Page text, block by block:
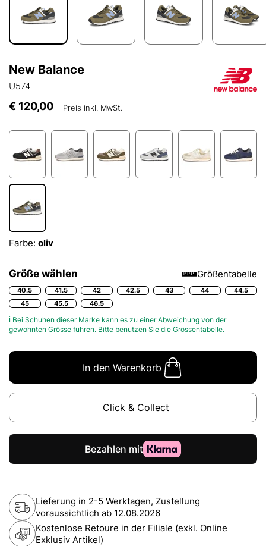
New Balance
U574
€ 120,00 Preis inkl. MwSt.
Farbe: oliv
Größe wählen Größentabelle
40.5 41.5 42 42.5 43 44
44.5
45
45.5 46.5
ℹ Bei Schuhen dieser Marke kann es zu einer Abweichung von der
gewohnten Grösse führen. Bitte benutzen Sie die Grössentabelle.
In den Warenkorb
Click & Collect
Lieferung in 2-5 Werktagen, Zustellung
voraussichtlich ab 12.08.2026
Kostenlose Retoure in der Filiale (exkl. Online
Exklusiv Artikel)